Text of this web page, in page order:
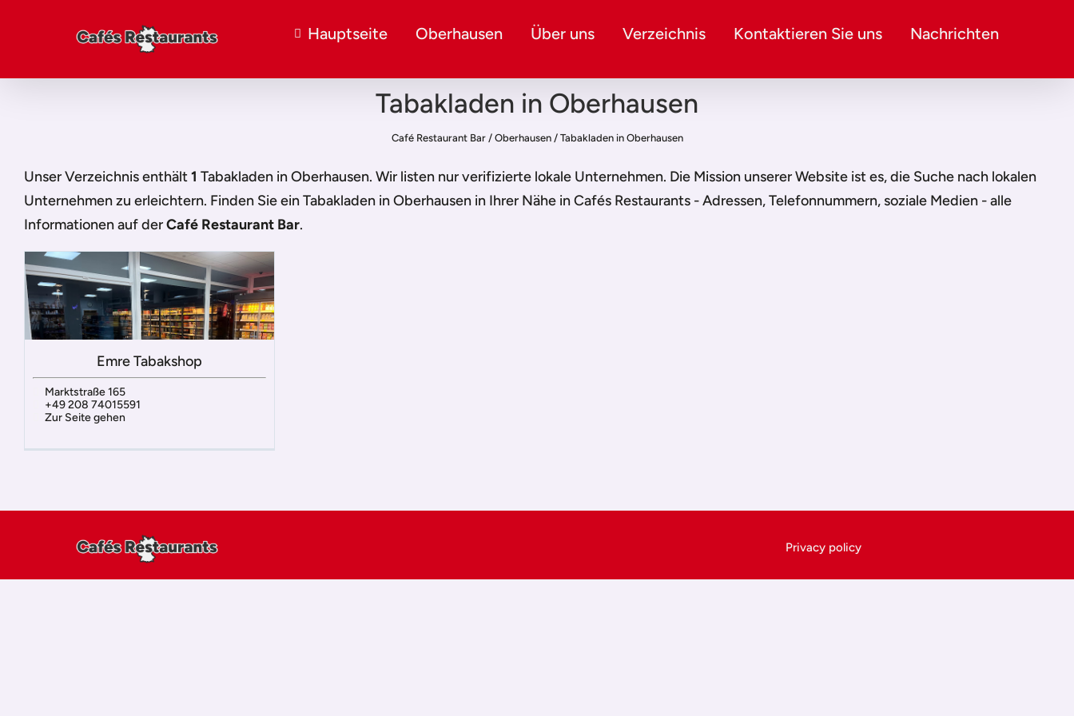
Hauptseite Oberhausen Über uns Verzeichnis Kontaktieren Sie uns Nachrichten
Tabakladen in Oberhausen
Café Restaurant Bar/ Oberhausen/ Tabakladen in Oberhausen
Unser Verzeichnis enthält1 Tabakladen in Oberhausen. Wir listen nur verifizierte lokale Unternehmen. Die Mission unserer Website ist es, die Suche nach lokalen
Unternehmen zu erleichtern. Finden Sie einTabakladen in Oberhausen in Ihrer Nähe in Cafés Restaurants - Adressen, Telefonnummern, soziale Medien - alle
Informationen auf derCafé Restaurant Bar.
Emre Tabakshop
Marktstraße 165
+49 208 74015591
Zur Seite gehen
Privacy policy